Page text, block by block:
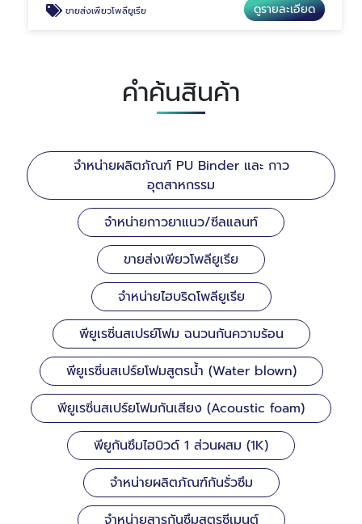
ขายส่งเพียวโพลียูเรีย ดูรายละเอียด
คำค้นสินค้า
จำหน่ายผลิตภัณฑ์ PU Binder และ กาว
อุตสาหกรรม
จำหน่ายกาวยาแนว/ซีลแลนท์
ขายส่งเพียวโพลียูเรีย
จำหน่ายไฮบริดโพลียูเรีย
พียูเรซิ่นสเปรย์โฟม ฉนวนกันความร้อน
พียูเรซิ่นสเปร์ยโฟมสูตรน้ำ (Water blown)
พียูเรซิ่นสเปร์ยโฟมกันเสียง (Acoustic foam)
พียูกันซึมไฮบิวด์ 1 ส่วนผสม (1K)
จำหน่ายผลิตภัณฑ์กันรั่วซึม
จำหน่ายสารกันซึมสูตรซีเมนต์